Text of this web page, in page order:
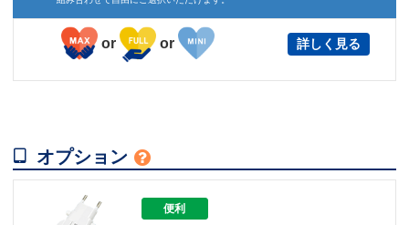
or or 詳しく見る
 オプション 
便利